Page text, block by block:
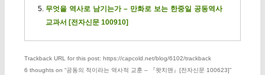
무엇을 역사로 남기는가 – 만화로 보는 한중일 공동역사
교과서 [전자신문 100910]
Trackback URL for this post: https://capcold.net/blog/6102/trackback
6 thoughts on “공동의 적이라는 역사적 교훈 – 『왓치맨』[전자신문 100623]”